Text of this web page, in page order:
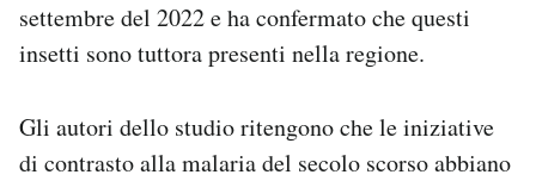
settembre del 2022 e ha confermato che questi
insetti sono tuttora presenti nella regione.
Gli autori dello studio ritengono che le iniziative
di contrasto alla malaria del secolo scorso abbiano